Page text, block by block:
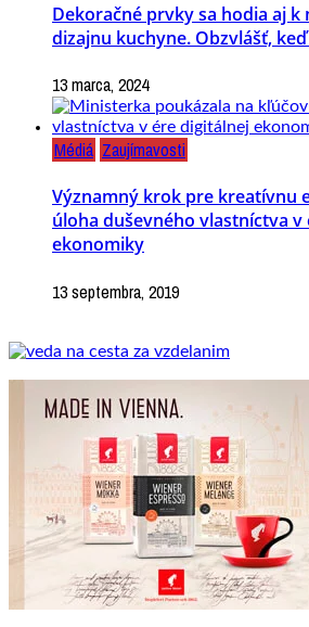
Dekoračné prvky sa hodia aj
dizajnu kuchyne. Obzvlášť,
13 marca, 2024
Médiá Zaujímavosti
Významný krok pre kreatívnu
úloha duševného vlastníctva v
ekonomiky
13 septembra, 2019